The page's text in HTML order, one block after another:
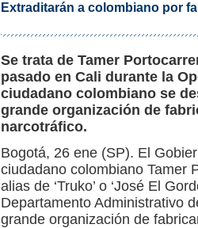
Extraditarán a colombiano por
Se trata de Tamer
pasado en Cali durante la
ciudadano colombiano se
grande organización de
narcotráfico.
Bogotá, 26 ene (SP). El
ciudadano colombiano Tamer
alias de ‘Truko’ o ‘José El
Departamento Administrativo
grande organización de